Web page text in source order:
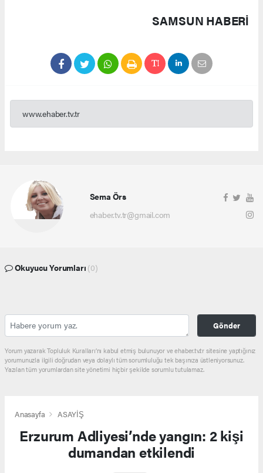
SAMSUN HABERİ
www.ehaber.tv.tr
Sema Örs
ehaber.tv.tr@gmail.com
Okuyucu Yorumları (0)
Gönder
Yorum yazarak Topluluk Kuralları’nı kabul etmiş bulunuyor ve ehaber.tv.tr sitesine yaptığınız
yorumunuzla ilgili doğrudan veya dolaylı tüm sorumluluğu tek başınıza üstleniyorsunuz.
Yazılan tüm yorumlardan site yönetimi hiçbir şekilde sorumlu tutulamaz.
Anasayfa ASAYİŞ
Erzurum Adliyesi’nde yangın: 2 kişi
dumandan etkilendi